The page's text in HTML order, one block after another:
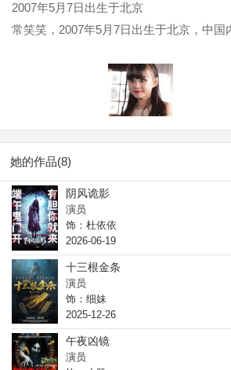
2007年5月7日 出生于北京
常笑笑，2007年5月7日出生于北京，中国
她的作品(8)
阴风诡影
演员
饰：杜依依
2026-06-19
十三根金条
演员
饰：细妹
2025-12-26
午夜凶镜
演员